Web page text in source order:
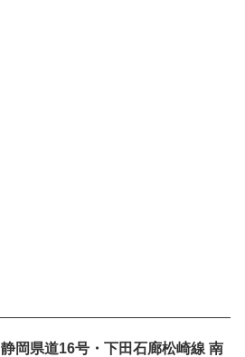
静岡県道16号・下田石廊松崎線 南